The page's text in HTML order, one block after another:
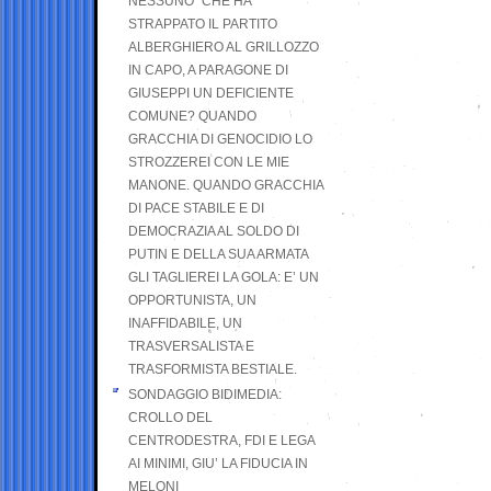
STRAPPATO IL PARTITO
ALBERGHIERO AL GRILLOZZO
IN CAPO, A PARAGONE DI
GIUSEPPI UN DEFICIENTE
COMUNE? QUANDO
GRACCHIA DI GENOCIDIO LO
STROZZEREI CON LE MIE
MANONE. QUANDO GRACCHIA
DI PACE STABILE E DI
DEMOCRAZIA AL SOLDO DI
PUTIN E DELLA SUA ARMATA
GLI TAGLIEREI LA GOLA: E’ UN
OPPORTUNISTA, UN
INAFFIDABILE, UN
TRASVERSALISTA E
TRASFORMISTA BESTIALE.
SONDAGGIO BIDIMEDIA:
CROLLO DEL
CENTRODESTRA, FDI E LEGA
AI MINIMI, GIU’ LA FIDUCIA IN
MELONI